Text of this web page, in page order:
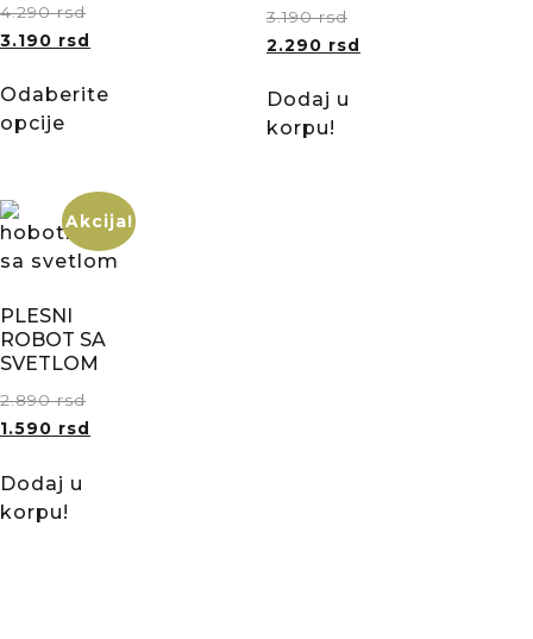
4.290rsd
3.190 rsd
Odaberite
opcije
3.190rsd
2.290 rsd
Dodaj u
korpu!
Akcija!
PLESNI
ROBOT SA
SVETLOM
2.890rsd
1.590 rsd
Dodaj u
korpu!